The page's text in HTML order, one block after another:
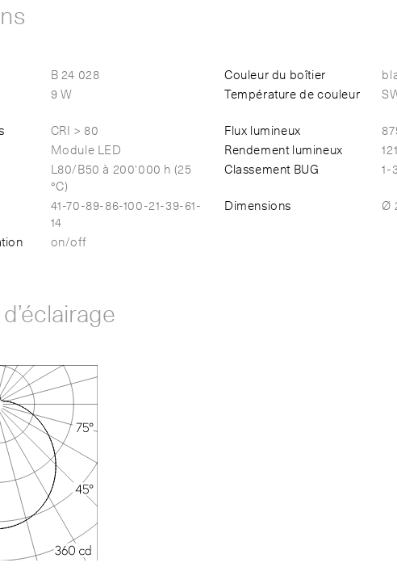
B 24 028 Couleur du boîtier
9 W Température de couleur
CRI > 80 Flux lumineux
Module LED Rendement lumineux
L80/B50 à 200'000 h (25
°C)
Classement BUG 1-
41-70-89-86-100-21-39-61-
14
Dimensions Ø
on/off